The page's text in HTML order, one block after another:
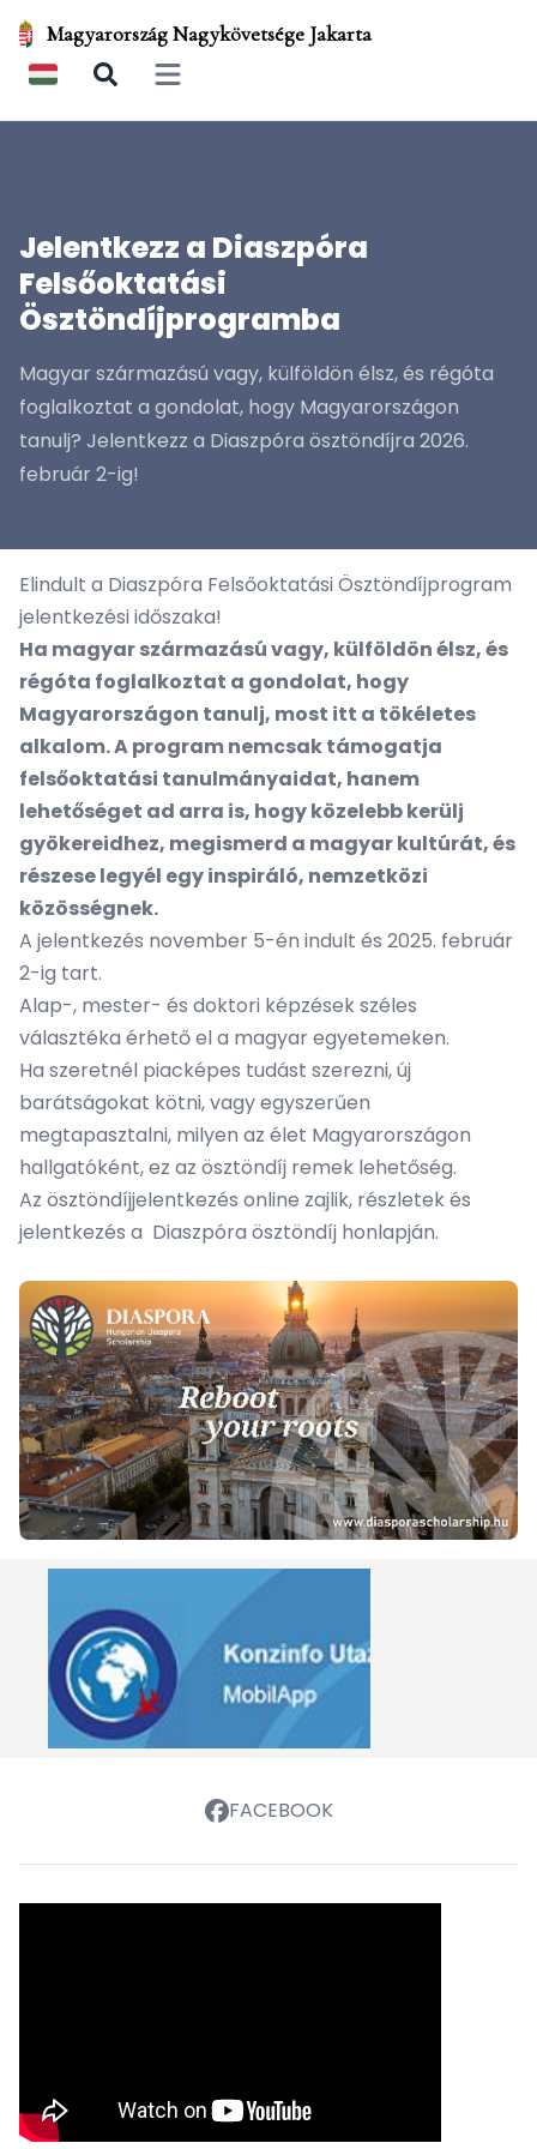
Magyarország Nagykövetsége Jakarta
Open main menu
Jelentkezz a Diaszpóra
Felsőoktatási
Ösztöndíjprogramba
Magyar származású vagy, külföldön élsz, és régóta
foglalkoztat a gondolat, hogy Magyarországon
tanulj? Jelentkezz a Diaszpóra ösztöndíjra 2026.
február 2-ig!
Elindult a Diaszpóra Felsőoktatási Ösztöndíjprogram
jelentkezési időszaka!
Ha magyar származású vagy, külföldön élsz, és
régóta foglalkoztat a gondolat, hogy
Magyarországon tanulj, most itt a tökéletes
alkalom. A program nemcsak támogatja
felsőoktatási tanulmányaidat, hanem
lehetőséget ad arra is, hogy közelebb kerülj
gyökereidhez, megismerd a magyar kultúrát, és
részese legyél egy inspiráló, nemzetközi
közösségnek.
A jelentkezés november 5-én indult és 2025. február
2-ig tart.
Alap-, mester- és doktori képzések széles
választéka érhető el a magyar egyetemeken.
Ha szeretnél piacképes tudást szerezni, új
barátságokat kötni, vagy egyszerűen
megtapasztalni, milyen az élet Magyarországon
hallgatóként, ez az ösztöndíj remek lehetőség.
Az ösztöndíjjelentkezés online zajlik, részletek és
jelentkezés a Diaszpóra ösztöndíj honlapján.
FACEBOOK